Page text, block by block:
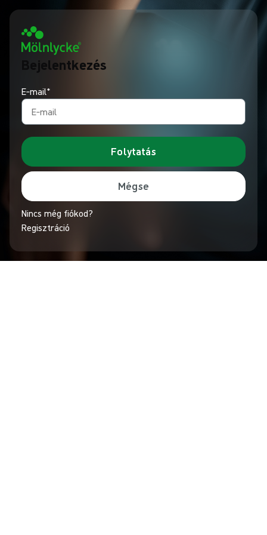
Bejelentkezés
E‑mail*
Folytatás
Mégse
Nincs még fiókod?
Regisztráció